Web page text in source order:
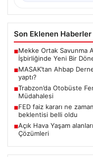
Son Eklenen Haberler
■Mekke Ortak Savunma
İşbirliğinde Yeni Bir
■MASAK’tan Ahbap
yaptı?
■Trabzon’da Otobüste
Müdahalesi
■FED faiz kararı ne
beklentisi belli oldu
■Açık Hava Yaşam
Çözümleri